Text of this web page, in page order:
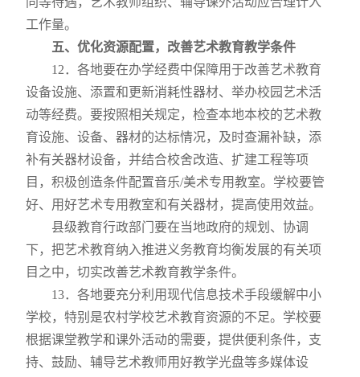
工作量。
五、优化资源配置，改善艺术教育教学条件
12 ．各地要在办学经费中保障用于改善艺术教育
设备设施、添置和更新消耗性器材、举办校园艺术活
动等经费。要按照相关规定，检查本地本校的艺术教
育设施、设备、器材的达标情况，及时查漏补缺，添
补有关器材设备，并结合校舍改造、扩建工程等项
目，积极创造条件配置音乐/美术专用教室。学校要管
好、用好艺术专用教室和有关器材，提高使用效益。
县级教育行政部门要在当地政府的规划、协调
下，把艺术教育纳入推进义务教育均衡发展的有关项
目之中，切实改善艺术教育教学条件。
13．各地要充分利用现代信息技术手段缓解中小
学校，特别是农村学校艺术教育资源的不足。学校要
根据课堂教学和课外活动的需要，提供便利条件，支
持、鼓励、辅导艺术教师用好教学光盘等多媒体设